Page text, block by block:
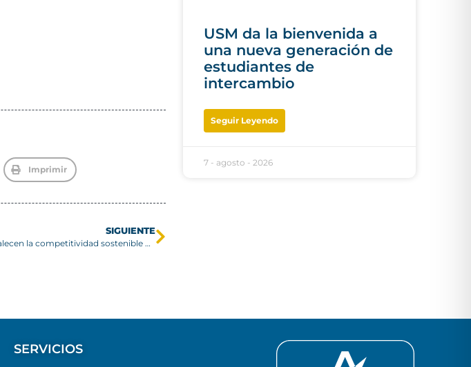
Imprimir
SIGUIENTE
Jornadas binacionales fortalecen la competitividad sostenible de viñateros de Biobío y Ñuble
USM da la bienvenida a
una nueva generación de
estudiantes de
intercambio
Seguir Leyendo
7 - agosto - 2026
SERVICIOS